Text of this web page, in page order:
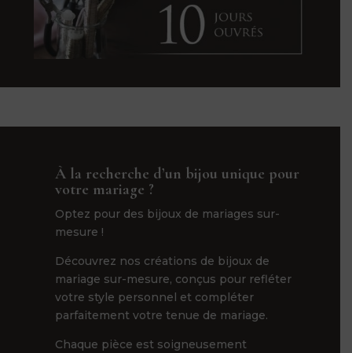
À la recherche d’un bijou unique pour
votre mariage ?
Optez pour des bijoux de mariages sur-
mesure !
Découvrez nos créations de bijoux de
mariage sur-mesure, conçus pour refléter
votre style personnel et compléter
parfaitement votre tenue de mariage.
Chaque pièce est soigneusement